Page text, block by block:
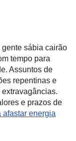
sábia cairão
tempo para
Assuntos de
repentinas e
e prazos de
afastar energia